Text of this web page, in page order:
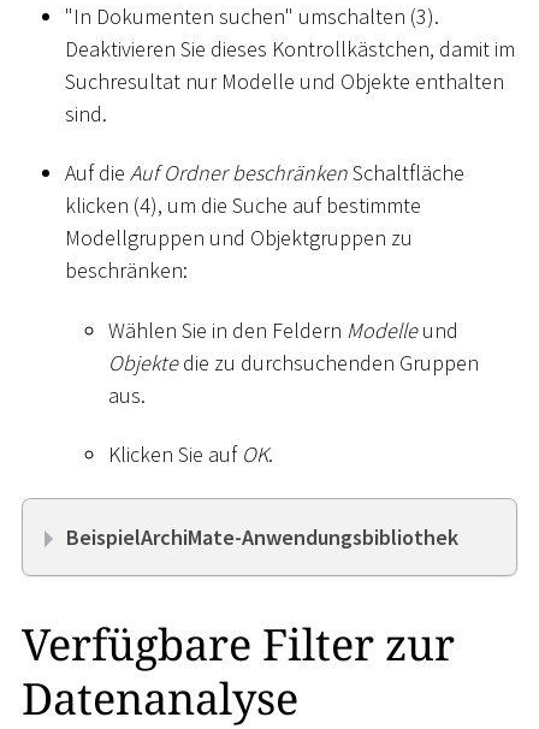
"In Dokumenten suchen" umschalten (3).
Deaktivieren Sie dieses Kontrollkästchen, damit im
Suchresultat nur Modelle und Objekte enthalten
sind.
Auf die Auf Ordner beschränkenSchaltfläche
klicken (4), um die Suche auf bestimmte
Modellgruppen und Objektgruppen zu
beschränken:
Wählen Sie in den Feldern Modelleund
Objektedie zu durchsuchenden Gruppen
aus.
Klicken Sie auf OK.
BeispielArchiMate-Anwendungsbibliothek
Verfügbare Filter zur
Datenanalyse